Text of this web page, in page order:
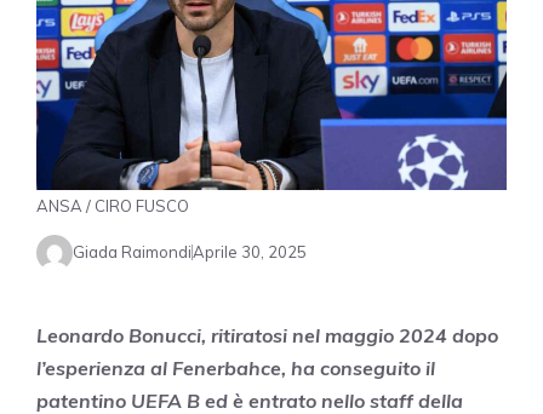
ANSA / CIRO FUSCO
Giada RaimondiAprile 30, 2025
Leonardo Bonucci, ritiratosi nel maggio 2024 dopo
l’esperienza al Fenerbahce, ha conseguito il
patentino UEFA B ed è entrato nello staff della